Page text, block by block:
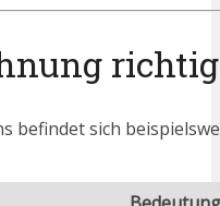
befindet sich